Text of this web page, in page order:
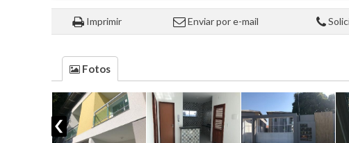
Imprimir Enviar por e-mail
Fotos